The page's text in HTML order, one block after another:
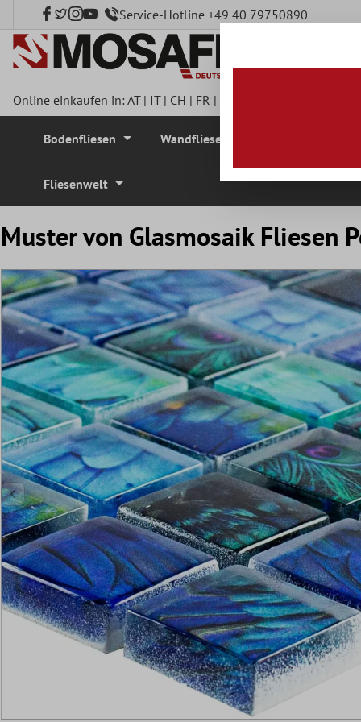
springen Service-Hotline +49 40 79750890
Online einkaufen in:AT| IT| CH | FR |
Bodenfliesen Wandfliesen
Fliesenwelt
Muster von Glasmosaik Fliesen